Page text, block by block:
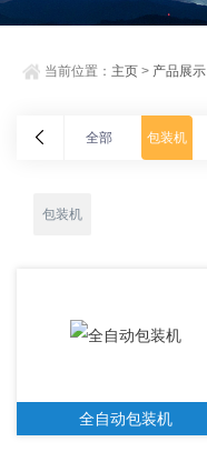
当前位置： 主页 > 产品展示
全部 包装机
包装机
全自动包装机